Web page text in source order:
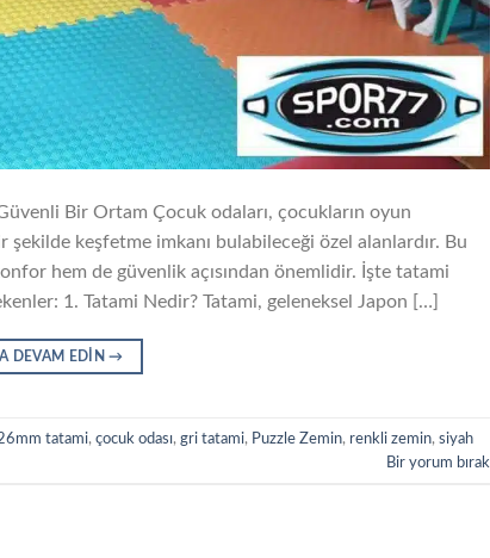
Bir Ortam Çocuk odaları, çocukların oyun
keşfetme imkanı bulabileceği özel alanlardır. Bu
hem de güvenlik açısından önemlidir. İşte tatami
1. Tatami Nedir? Tatami, geleneksel Japon […]
DEVAM EDIN→
tatami, çocuk odası, gri tatami, Puzzle Zemin, renkli zemin, siyah
Bir yorum bırak